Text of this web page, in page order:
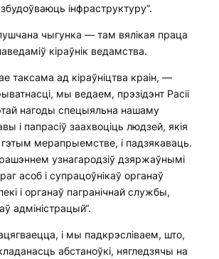
інфраструктуру“.
чыгунка — там вялікая праца
кіраўнік ведамства.
таксама ад кіраўніцтва краін, —
мы ведаем, прэзідэнт Расіі
нагоды спецыяльна нашаму
і папрасіў заахвоціць людзей, якія
гэтым мерапрыемстве, і падзякаваць.
узнагародзіў дзяржаўнымі
асоб і супрацоўнікаў органаў
і органаў пагранічнай службы,
адміністрацый“.
і мы падкрэсліваем, што,
абстаноўкі, нягледзячы на